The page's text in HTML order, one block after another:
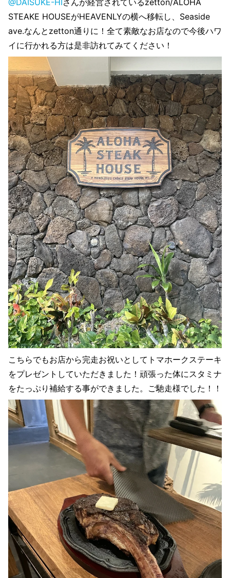
STEAKE HOUSEがHEAVENLYの横へ移転し、Seaside
ave.なんとzetton通りに！全て素敵なお店なので今後ハワ
イに行かれる方は是非訪れてみてください！
こちらでもお店から完走お祝いとしてトマホークステーキ
をプレゼントしていただきました！頑張った体にスタミナ
をたっぷり補給する事ができました。ご馳走様でした！！